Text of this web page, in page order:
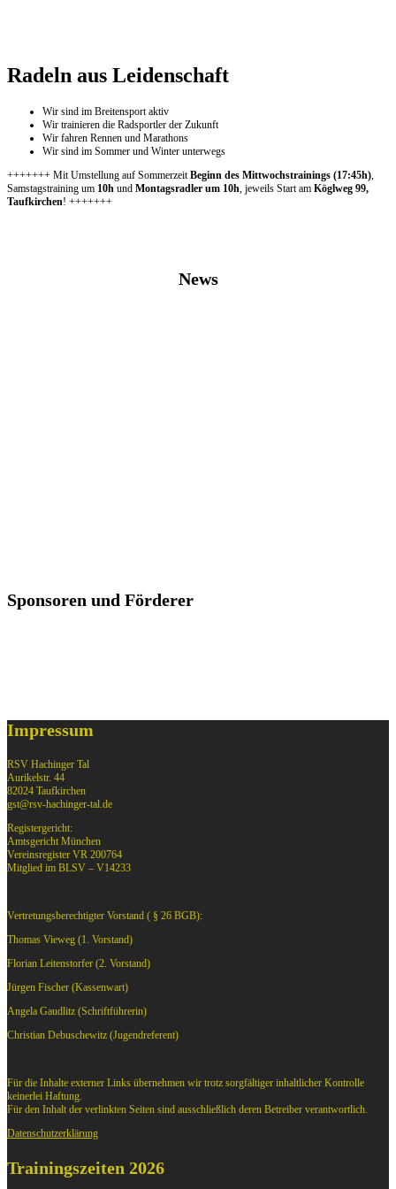
Radeln aus Leidenschaft
Wir sind im Breitensport aktiv
Wir trainieren die Radsportler der Zukunft
Wir fahren Rennen und Marathons
Wir sind im Sommer und Winter unterwegs
+++++++ Mit Umstellung auf SommerzeitBeginn des Mittwochstrainings (17:45h),
Samstagstraining um 10h und Montagsradler um 10h, jeweils Start am Köglweg 99,
Taufkirchen! +++++++
News
Sponsoren und Förderer
Impressum
RSV Hachinger Tal
Aurikelstr. 44
82024 Taufkirchen
gst@rsv-hachinger-tal.de
Registergericht:
Amtsgericht München
Vereinsregister VR 200764
Mitglied im BLSV – V14233
Vertretungsberechtigter Vorstand ( § 26 BGB):
Thomas Vieweg (1. Vorstand)
Florian Leitenstorfer (2. Vorstand)
Jürgen Fischer (Kassenwart)
Angela Gaudlitz (Schriftführerin)
Christian Debuschewitz (Jugendreferent)
Für die Inhalte externer Links übernehmen wir trotz sorgfältiger inhaltlicher Kontrolle
keinerlei Haftung.
Für den Inhalt der verlinkten Seiten sind ausschließlich deren Betreiber verantwortlich.
Datenschutzerklärung
Trainingszeiten 2026